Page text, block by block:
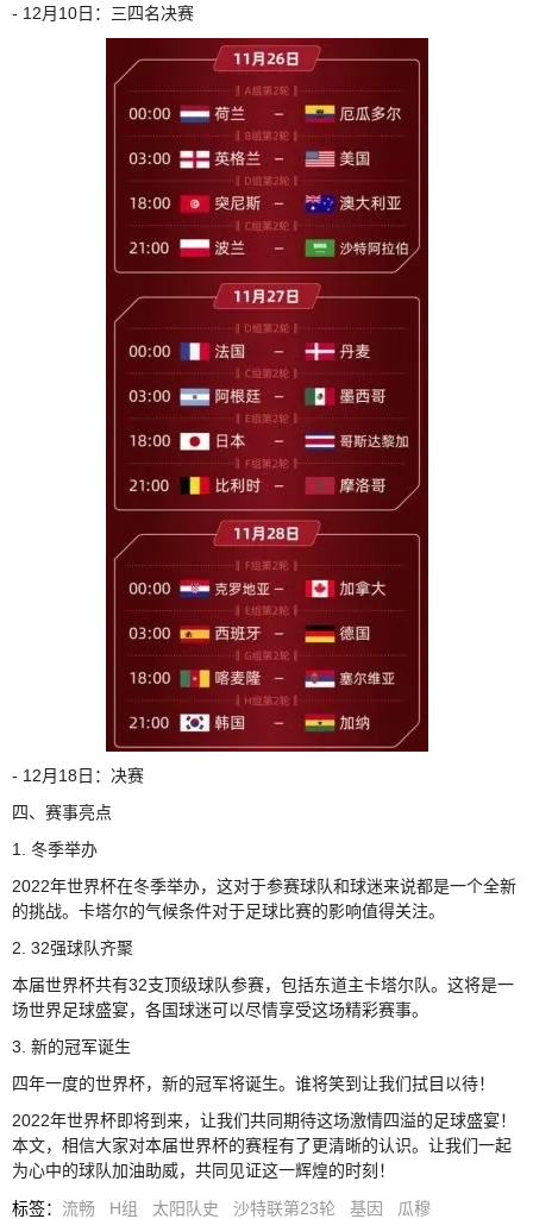
- 12月10日：三四名决赛
- 12月18日：决赛
四、赛事亮点
1. 冬季举办
2022年世界杯在冬季举办，这对于参赛球队和球迷来说都是一个全新
的挑战。卡塔尔的气候条件对于足球比赛的影响值得关注。
2. 32强球队齐聚
本届世界杯共有32支顶级球队参赛，包括东道主卡塔尔队。这将是一
场世界足球盛宴，各国球迷可以尽情享受这场精彩赛事。
3. 新的冠军诞生
四年一度的世界杯，新的冠军将诞生。谁将笑到让我们拭目以待！
2022年世界杯即将到来，让我们共同期待这场激情四溢的足球盛宴！
本文，相信大家对本届世界杯的赛程有了更清晰的认识。让我们一起
为心中的球队加油助威，共同见证这一辉煌的时刻！
标签： 流畅 H组 太阳队史 沙特联第23轮 基因 瓜穆